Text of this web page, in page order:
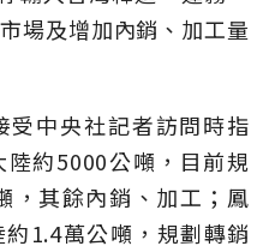
場及增加內銷、加工量
受中央社記者訪問時指
約5000公噸，目前規
，其餘內銷、加工；鳳
1.4萬公噸，規劃轉銷